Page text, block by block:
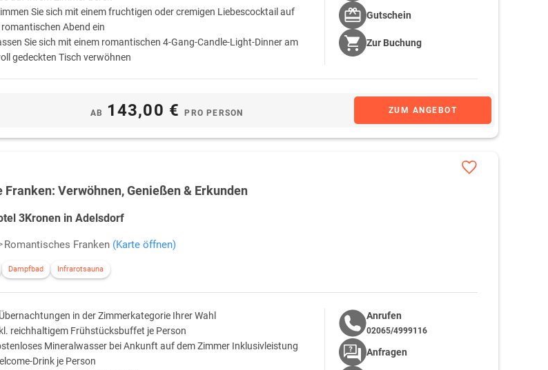
Sie sich mit einem fruchtigen oder cremigen Liebescocktail auf
romantischen Abend ein
Sie sich mit einem romantischen 4-Gang-Candle-Light-Dinner am
gedeckten Tisch verwöhnen
AB 143,00 €PRO PERSON ZUM ANGEBOT
Gutschein
Zur Buchung
Franken: Verwöhnen, Genießen & Erkunden
3Kronen in Adelsdorf
Romantisches Franken (Karte öffnen)
Dampfbad Infrarotsauna
in der Zimmerkategorie Ihrer Wahl
reichhaltigem Frühstücksbuffet je Person
Mineralwasser bei Ankunft auf dem Zimmer Inklusivleistung
Drink je Person
Anrufen
02065/4999116
Anfragen